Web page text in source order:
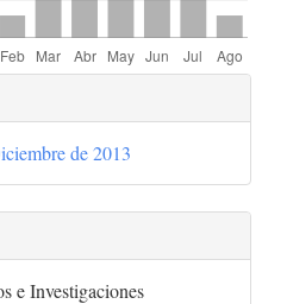
de 2013
e Investigaciones